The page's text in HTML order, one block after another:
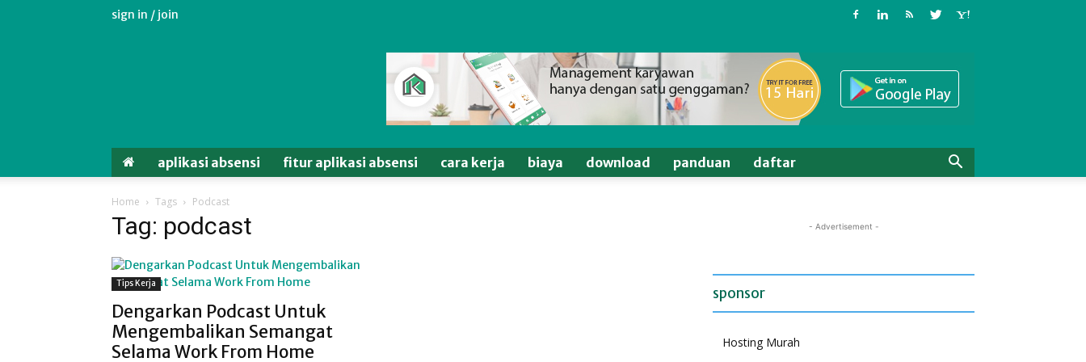
sign in / join
aplikasi absensi fitur aplikasi absensi cara kerja biaya download panduan daftar
Home Tags Podcast
Tag: podcast
Tips Kerja
Dengarkan Podcast Untuk
Mengembalikan Semangat
Selama Work From Home
- Advertisement -
sponsor
Hosting Murah